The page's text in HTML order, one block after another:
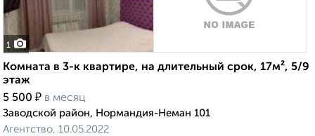
1
Комната в 3-к квартире, на длительный срок, 17м², 5/9
этаж
5 500 ₽ в месяц
Заводской район, Нормандия-Неман 101
Агентство, 10.05.2022